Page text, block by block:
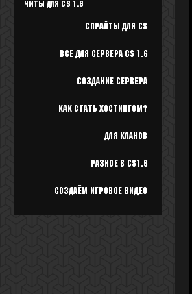
Читы для CS 1.6
Спрайты для cs
Все для Сервера CS 1.6
Создание сервера
Как стать хостингом?
Для кланов
Разное в cs1.6
Создаём игровое видео